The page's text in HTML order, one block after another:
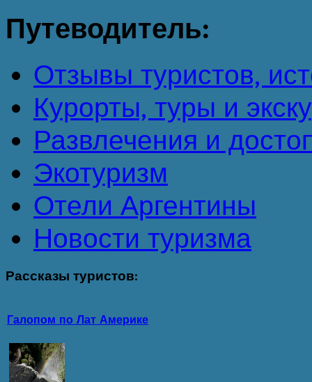
Путеводитель:
Отзывы туристов,
Курорты, туры и
Развлечения и
Экотуризм
Отели Аргентины
Новости туризма
Рассказы туристов:
Галопом по Лат Америке